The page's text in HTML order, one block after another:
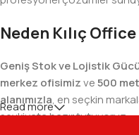
Neden Kılıç
Geniş Stok ve Lojistik
merkez ofisimizve500
alanımızla, en seçkin
sevkiyata hazır tutuyoruz.
Read more